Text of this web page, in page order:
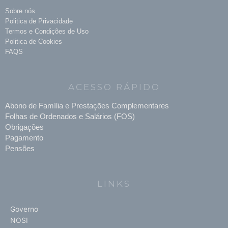
Sobre nós
Politica de Privacidade
Termos e Condições de Uso
Politica de Cookies
FAQS
ACESSO RÁPIDO
Abono de Família e Prestações Complementares
Folhas de Ordenados e Salários (FOS)
Obrigações
Pagamento
Pensões
LINKS
Governo
NOSI